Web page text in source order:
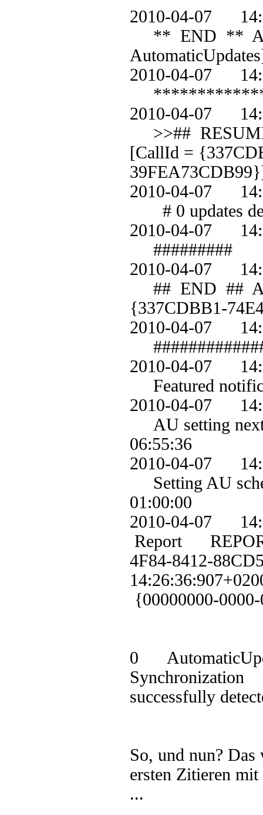
2010-04-07
** END **
2010-04-07
2010-04-07
>>##
[CallId =
2010-04-07
# 0 updates
2010-04-07
#########
2010-04-07
## END ##
{337CDBB1-
2010-04-07
2010-04-07
Featured
2010-04-07
AU setting next
06:55:36
2010-04-07
Setting AU
01:00:00
2010-04-07
Report
4F84-8412-
{00000000-
0
Synchronization
successfully
So, und nun?
ersten Zitieren
...